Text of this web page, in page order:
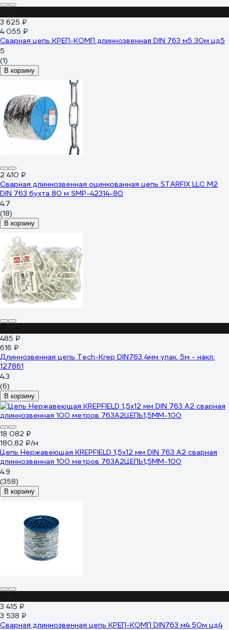
3 625 ₽
4 055 ₽
Сварная цепь КРЕП-КОМП длиннозвенная DIN 763 м5 30м цд5
5
(1)
В корзину
2 410 ₽
Сварная длиннозвенная оцинкованная цепь STARFIX LLC М2
DIN 763 бухта 80 м SMP-42314-80
4.7
(18)
В корзину
485 ₽
616 ₽
Длиннозвенная цепь Tech-Krep DIN763 4мм упак. 5м - накл.
127861
4.3
(6)
В корзину
18 082 ₽
180.82 ₽/м
Цепь Нержавеющая KREPFIELD 1,5х12 мм DIN 763 А2 сварная
длиннозвенная 100 метров 763А2ЦЕПЬ1,5ММ-100
4.9
(358)
В корзину
3 415 ₽
3 538 ₽
Сварная длиннозвенная цепь КРЕП-КОМП DIN763 м4 50м цд4